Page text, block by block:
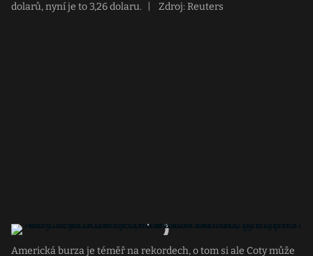
dolarů, nyní je to 3,26 dolaru.
Zdroj: Reuters
Americká burza je téměř na rekordech, o tom si ale Coty může